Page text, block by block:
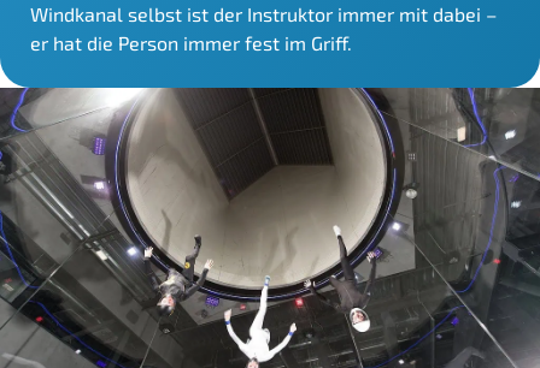
Windkanal selbst ist der Instruktor immer mit dabei –
er hat die Person immer fest im Griff.